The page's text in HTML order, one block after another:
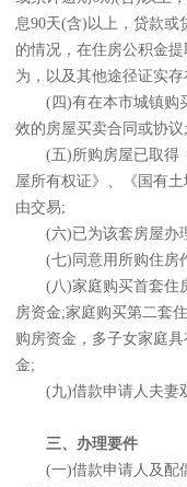
息90天(含)以上，贷款或
的情况，在住房公积金
为，以及其他途径证实
(四)有在本市城镇购
效的房屋买卖合同或协议;
(五)所购房屋已取得
屋所有权证》、《国有
由交易;
(六)已为该套房屋办
(七)同意用所购住房
(八)家庭购买首套住
房资金;家庭购买第二套
购房资金，多子女家庭
金;
(九)借款申请人夫妻
三、办理要件
(一)借款申请人及配